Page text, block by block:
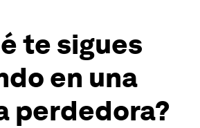
te sigues
en una
perdedora?